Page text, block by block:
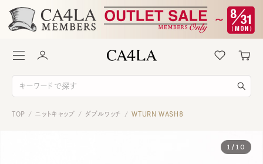
TOP / ニットキャップ / ダブルワッチ / WTURN WASH8
1 / 10